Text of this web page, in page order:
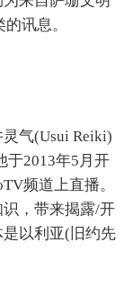
讯息。
气(Usui Reiki)
于2013年5月开
频道上直播。
，带来揭露/开
以利亚(旧约先